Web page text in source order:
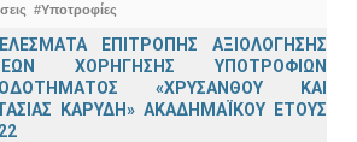
#Υποτροφίες
ΕΠΙΤΡΟΠΗΣ ΑΞΙΟΛΟΓΗΣΗΣ
ΧΟΡΗΓΗΣΗΣ ΥΠΟΤΡΟΦΙΩΝ
«ΧΡΥΣΑΝΘΟΥ ΚΑΙ
ΚΑΡΥΔΗ» ΑΚΑΔΗΜΑΪΚΟΥ ΕΤΟΥΣ